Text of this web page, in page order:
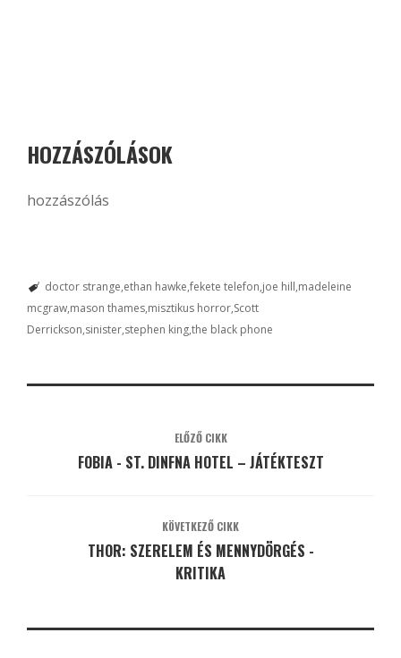
HOZZÁSZÓLÁSOK
hozzászólás
doctor strange ethan hawke fekete telefon joe hill madeleine
mcgraw mason thames misztikus horror Scott
Derrickson sinister stephen kingthe black phone
ELŐZŐ CIKK
FOBIA - ST. DINFNA HOTEL – JÁTÉKTESZT
KÖVETKEZŐ CIKK
THOR: SZERELEM ÉS MENNYDÖRGÉS -
KRITIKA